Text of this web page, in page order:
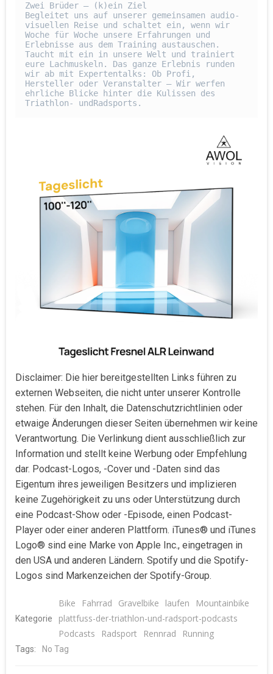
Zwei Brüder – (k)ein Ziel
Begleitet uns auf unserer gemeinsamen audio-
visuellen Reise und schaltet ein, wenn wir
Woche für Woche unsere Erfahrungen und
Erlebnisse aus dem Training austauschen.
Taucht mit ein in unsere Welt und trainiert
eure Lachmuskeln. Das ganze Erlebnis runden
wir ab mit Expertentalks: Ob Profi,
Hersteller oder Veranstalter – Wir werfen
ehrliche Blicke hinter die Kulissen des
Triathlon- undRadsports.
Disclaimer: Die hier bereitgestellten Links führen zu
externen Webseiten, die nicht unter unserer Kontrolle
stehen. Für den Inhalt, die Datenschutzrichtlinien oder
etwaige Änderungen dieser Seiten übernehmen wir keine
Verantwortung. Die Verlinkung dient ausschließlich zur
Information und stellt keine Werbung oder Empfehlung
dar. Podcast-Logos, -Cover und -Daten sind das
Eigentum ihres jeweiligen Besitzers und implizieren
keine Zugehörigkeit zu uns oder Unterstützung durch
eine Podcast-Show oder -Episode, einen Podcast-
Player oder einer anderen Plattform. iTunes® und iTunes
Logo® sind eine Marke von Apple Inc., eingetragen in
den USA und anderen Ländern. Spotify und die Spotify-
Logos sind Markenzeichen der Spotify-Group.
Kategorie
Bike Fahrrad Gravelbike laufen
Mountainbike
plattfuss-der-triathlon-und-radsport-podcasts
Podcasts
Radsport Rennrad Running
Tags: No Tag